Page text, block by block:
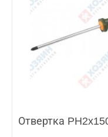
Отвертка